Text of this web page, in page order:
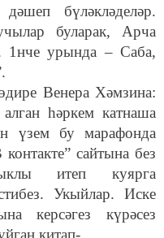
бүләкләделәр.
буларак, Арча
урында – Саба,
Венера Хәмзина:
һәркем катнаша
үзем бу марафонда
сайтына без
итеп куярга
Укыйлар. Иске
керсәгез күрәсез
китап-